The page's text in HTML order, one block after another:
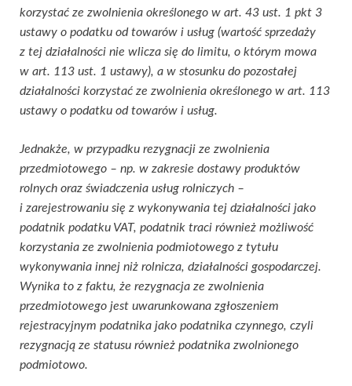
korzystać ze zwolnienia określonego w art. 43 ust. 1 pkt 3
ustawy o podatku od towarów i usług (wartość sprzedaży
z tej działalności nie wlicza się do limitu, o którym mowa
w art. 113 ust. 1 ustawy), a w stosunku do pozostałej
działalności korzystać ze zwolnienia określonego w art. 113
ustawy o podatku od towarów i usług.
Jednakże, w przypadku rezygnacji ze zwolnienia
przedmiotowego – np. w zakresie dostawy produktów
rolnych oraz świadczenia usług rolniczych –
i zarejestrowaniu się z wykonywania tej działalności jako
podatnik podatku VAT, podatnik traci również możliwość
korzystania ze zwolnienia podmiotowego z tytułu
wykonywania innej niż rolnicza, działalności gospodarczej.
Wynika to z faktu, że rezygnacja ze zwolnienia
przedmiotowego jest uwarunkowana zgłoszeniem
rejestracyjnym podatnika jako podatnika czynnego, czyli
rezygnacją ze statusu również podatnika zwolnionego
podmiotowo.